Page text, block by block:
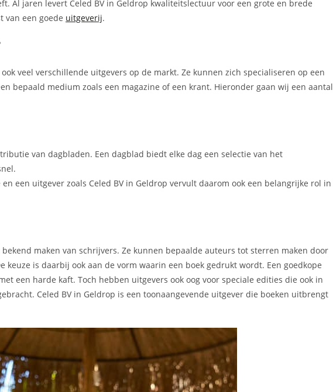
Al jaren levert Celed BV in Geldrop kwaliteitslectuur voor een grote en brede
van een goede uitgeverij.
veel verschillende uitgevers op de markt. Ze kunnen zich specialiseren op een
bepaald medium zoals een magazine of een krant. Hieronder gaan wij een aantal
van dagbladen. Een dagblad biedt elke dag een selectie van het
een uitgever zoals Celed BV in Geldrop vervult daarom ook een belangrijke rol in
maken van schrijvers. Ze kunnen bepaalde auteurs tot sterren maken door
is daarbij ook aan de vorm waarin een boek gedrukt wordt. Een goedkope
een harde kaft. Toch hebben uitgevers ook oog voor speciale edities die ook in
Celed BV in Geldrop is een toonaangevende uitgever die boeken uitbrengt